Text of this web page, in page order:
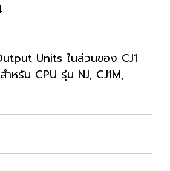
Units ในส่วนของ CJ1
หรับ CPU รุ่น NJ, CJ1M,